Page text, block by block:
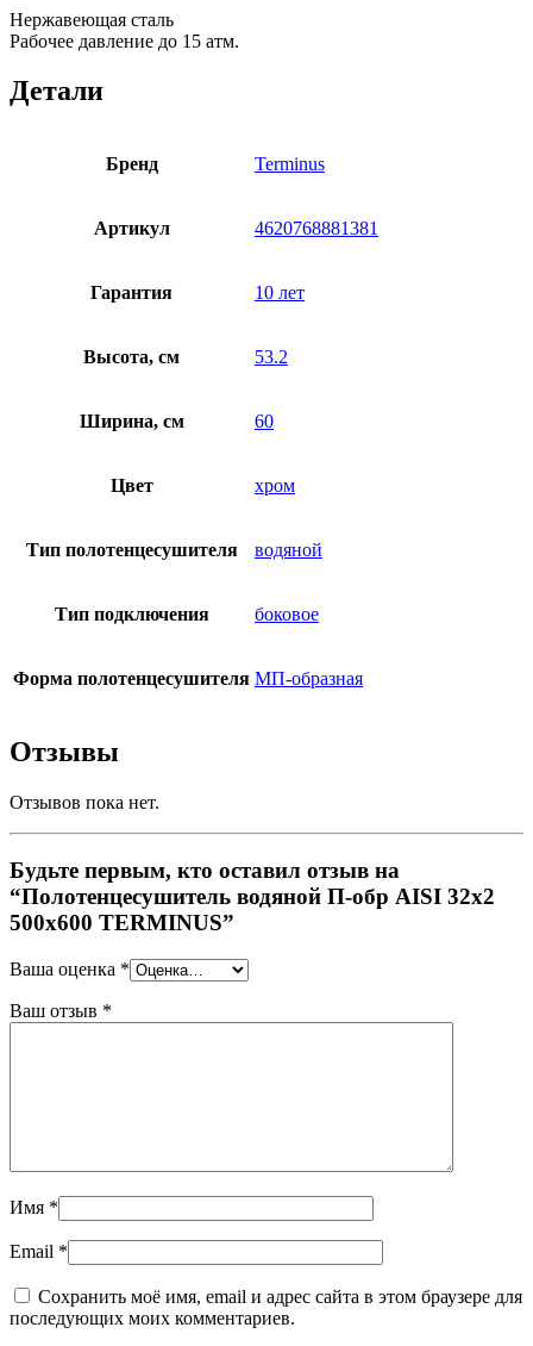
Нержавеющая сталь
Рабочее давление до 15 атм.
Детали
Бренд Terminus
Артикул 4620768881381
Гарантия 10 лет
Высота, см 53.2
Ширина, см 60
Цвет хром
Тип полотенцесушителя водяной
Тип подключения боковое
Форма полотенцесушителя МП-образная
Отзывы
Отзывов пока нет.
Будьте первым, кто оставил отзыв на
“Полотенцесушитель водяной П-обр AISI 32х2
500х600 TERMINUS”
Ваша оценка *
Ваш отзыв *
Имя *
Email *
Сохранить моё имя, email и адрес сайта в этом браузере для
последующих моих комментариев.